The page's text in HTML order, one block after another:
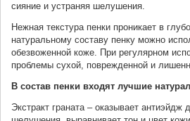
сияние и устраняя шелушения.
Нежная текстура пенки проникает в
натуральному составу пенку можно
обезвоженной коже. При регулярном
проблемы сухой, поврежденной и
В состав пенки входят лучшие
Экстракт граната – оказывает антиэйдж